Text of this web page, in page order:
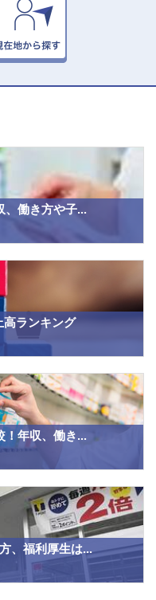
、働き方や子...
高ランキング
！年収、働き...
、福利厚生は...